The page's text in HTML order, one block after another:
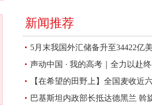
新闻推荐
5月末我国外汇储备升至34422亿
声动中国 · 我的高考｜全力以赴
【在希望的田野上】全国麦收近
巴基斯坦内政部长抵达德黑兰 斡